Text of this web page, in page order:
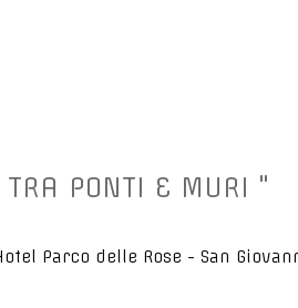
PONTI E MURI "
Hotel Parco delle Rose - San